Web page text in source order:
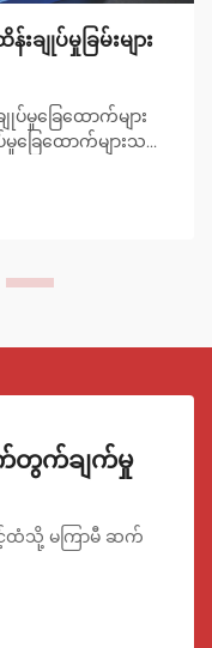
ျုပ်မှုခြမ်းများ
မှုခြေထောက်များ
ခြေထောက်များသည်
ေ့၊ ချုပ် သို့မဟုတ် တုန်
င်းပုံကို လမ်းညွှန်
က်တွက်ချက်မှု
သို့ မကြာမီ ဆက်